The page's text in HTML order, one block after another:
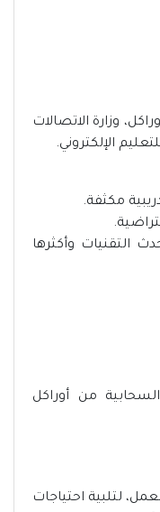
وزارة الاتصالات
الإلكتروني.
التقنيات وأكثرها
من أوراكل
لتلبية احتياجات